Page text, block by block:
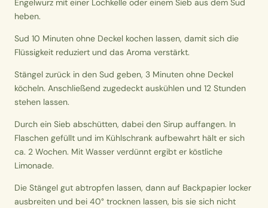
Engelwurz mit einer Lochkelle oder einem Sieb aus dem Sud
heben.
Sud 10 Minuten ohne Deckel kochen lassen, damit sich die
Flüssigkeit reduziert und das Aroma verstärkt.
Stängel zurück in den Sud geben, 3 Minuten ohne Deckel
köcheln. Anschließend zugedeckt auskühlen und 12 Stunden
stehen lassen.
Durch ein Sieb abschütten, dabei den Sirup auffangen. In
Flaschen gefüllt und im Kühlschrank aufbewahrt hält er sich
ca. 2 Wochen. Mit Wasser verdünnt ergibt er köstliche
Limonade.
Die Stängel gut abtropfen lassen, dann auf Backpapier locker
ausbreiten und bei 40° trocknen lassen, bis sie sich nicht